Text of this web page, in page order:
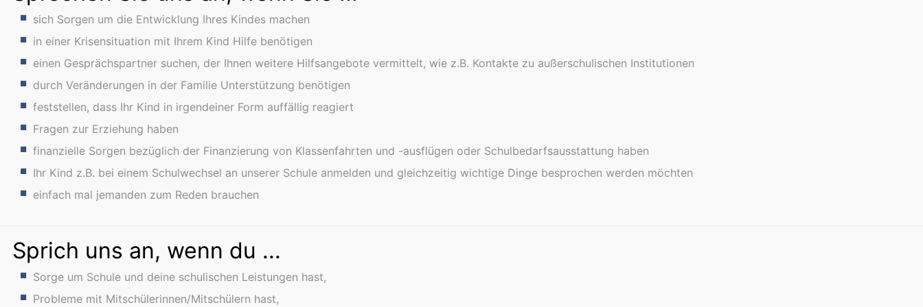
sich Sorgen um die Entwicklung Ihres Kindes machen
in einer Krisensituation mit Ihrem Kind Hilfe benötigen
einen Gesprächspartner suchen, der Ihnen weitere Hilfsangebote vermittelt, wie z.B. Kontakte zu außerschulischen Institutionen
durch Veränderungen in der Familie Unterstützung benötigen
feststellen, dass Ihr Kind in irgendeiner Form auffällig reagiert
Fragen zur Erziehung haben
finanzielle Sorgen bezüglich der Finanzierung von Klassenfahrten und -ausflügen oder Schulbedarfsausstattung haben
Ihr Kind z.B. bei einem Schulwechsel an unserer Schule anmelden und gleichzeitig wichtige Dinge besprochen werden möchten
einfach mal jemanden zum Reden brauchen
Sprich uns an, wenn du ...
Sorge um Schule und deine schulischen Leistungen hast,
Probleme mit Mitschülerinnen/Mitschülern hast,